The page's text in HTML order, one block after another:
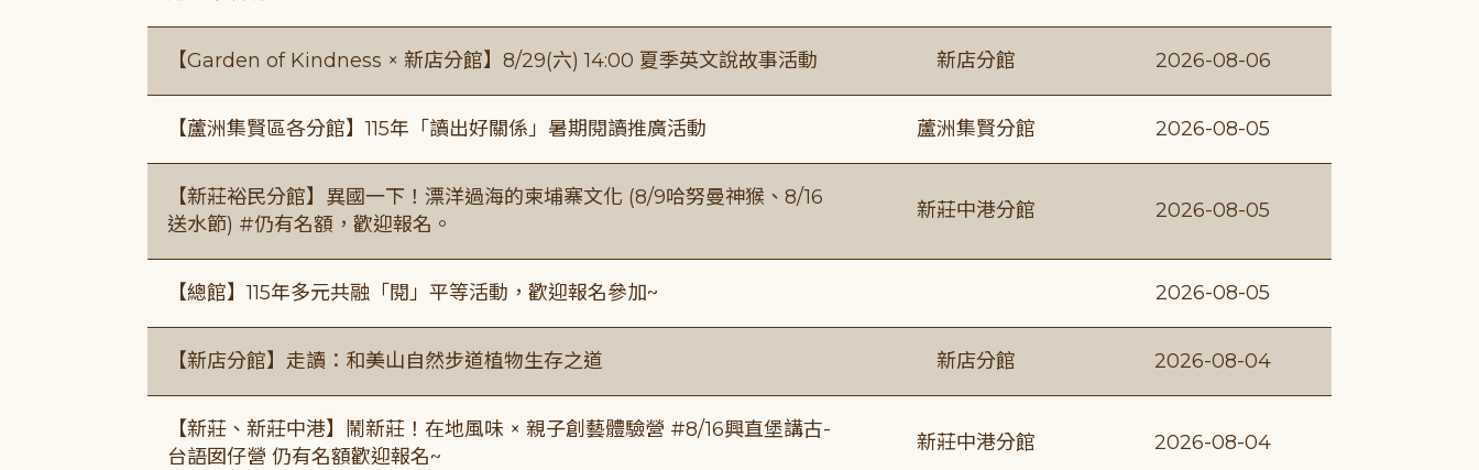
【Garden of Kindness × 新店分館】8/29(六) 14:00 夏季英文說故事活動 新店分館 2026-08-06
【蘆洲集賢區各分館】115年「讀出好關係」暑期閱讀推廣活動 蘆洲集賢分館 2026-08-05
【新莊裕民分館】異國一下！漂洋過海的柬埔寨文化 (8/9哈努曼神猴、8/16
送水節) #仍有名額，歡迎報名。
新莊中港分館 2026-08-05
【總館】115年多元共融「閱」平等活動，歡迎報名參加~ 2026-08-05
【新店分館】走讀：和美山自然步道植物生存之道 新店分館 2026-08-04
【新莊、新莊中港】鬧新莊！在地風味 × 親子創藝體驗營 #8/16興直堡講古-
台語囡仔營 仍有名額歡迎報名~
新莊中港分館 2026-08-04